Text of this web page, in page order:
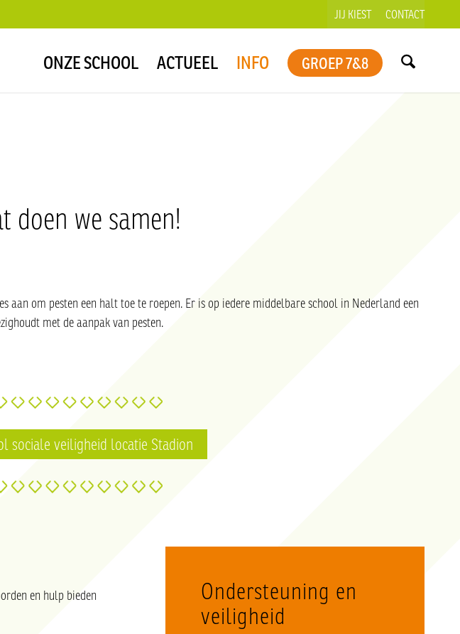
JIJ KIEST CONTACT
ONZE SCHOOL ACTUEEL INFO GROEP 7&8
doen we samen!
aan om pesten een halt toe te roepen. Er is op iedere middelbare school in Nederland een
met de aanpak van pesten.
sociale veiligheid locatie Stadion
en hulp bieden
Ondersteuning en
veiligheid